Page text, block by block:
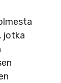
jotka